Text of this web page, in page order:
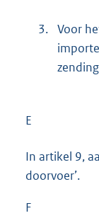
3. Voor
E
In artikel 9,
doorvoer’.
F